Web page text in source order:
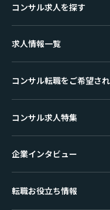
コンサル求人を探す
求人情報一覧
コンサル転職をご希望さ
コンサル求人特集
企業インタビュー
転職お役立ち情報